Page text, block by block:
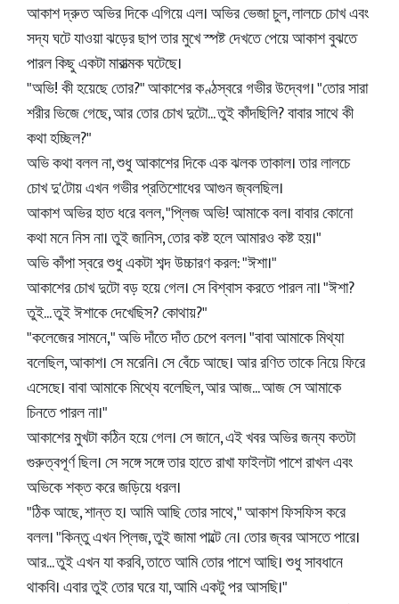
আকাশ দ্রুত অভির দিকে এগিয়ে এল। অভির ভেজা চুল, লালচে চোখ এবং
সদ্য ঘটে যাওয়া ঝড়ের ছাপ তার মুখে স্পষ্ট দেখতে পেয়ে আকাশ বুঝতে
পারল কিছু একটা মারাত্মক ঘটেছে।
"অভি! কী হয়েছে তোর?" আকাশের কণ্ঠস্বরে গভীর উদ্বেগ। "তোর সারা
শরীর ভিজে গেছে, আর তোর চোখ দুটো... তুই কাঁদছিলি? বাবার সাথে কী
কথা হচ্ছিল?"
অভি কথা বলল না, শুধু আকাশের দিকে এক ঝলক তাকাল। তার লালচে
চোখ দু'টোয় এখন গভীর প্রতিশোধের আগুন জ্বলছিল।
আকাশ অভির হাত ধরে বলল, "প্লিজ অভি! আমাকে বল। বাবার কোনো
কথা মনে নিস না। তুই জানিস, তোর কষ্ট হলে আমারও কষ্ট হয়।"
অভি কাঁপা স্বরে শুধু একটা শব্দ উচ্চারণ করল: "ঈশা।"
আকাশের চোখ দুটো বড় হয়ে গেল। সে বিশ্বাস করতে পারল না। "ঈশা?
তুই... তুই ঈশাকে দেখেছিস? কোথায়?"
"কলেজের সামনে," অভি দাঁতে দাঁত চেপে বলল। "বাবা আমাকে মিথ্যা
বলেছিল, আকাশ। সে মরেনি। সে বেঁচে আছে। আর রণিত তাকে নিয়ে ফিরে
এসেছে। বাবা আমাকে মিথ্যে বলেছিল, আর আজ... আজ সে আমাকে
চিনতে পারল না।"
আকাশের মুখটা কঠিন হয়ে গেল। সে জানে, এই খবর অভির জন্য কতটা
গুরুত্বপূর্ণ ছিল। সে সঙ্গে সঙ্গে তার হাতে রাখা ফাইলটা পাশে রাখল এবং
অভিকে শক্ত করে জড়িয়ে ধরল।
"ঠিক আছে, শান্ত হ। আমি আছি তোর সাথে," আকাশ ফিসফিস করে
বলল। "কিন্তু এখন প্লিজ, তুই জামা পাল্টে নে। তোর জ্বর আসতে পারে।
আর... তুই এখন যা করবি, তাতে আমি তোর পাশে আছি। শুধু সাবধানে
থাকবি। এবার তুই তোর ঘরে যা, আমি একটু পর আসছি।"